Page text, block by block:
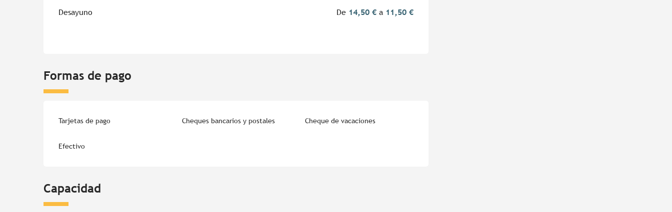
Desayuno De 14,50 € a 11,50 €
Formas de pago
Tarjetas de pago Cheques bancarios y postales Cheque de vacaciones
Efectivo
Capacidad